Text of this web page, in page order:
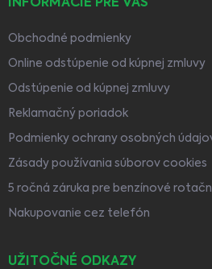
INFORMÁCIE PRE VÁS
Obchodné podmienky
Online odstúpenie od kúpnej zmluvy
Odstúpenie od kúpnej zmluvy
Reklamačný poriadok
Podmienky ochrany osobných
Zásady používania súborov cookies
5 ročná záruka pre benzínové
Nakupovanie cez telefón
UŽITOČNÉ ODKAZY